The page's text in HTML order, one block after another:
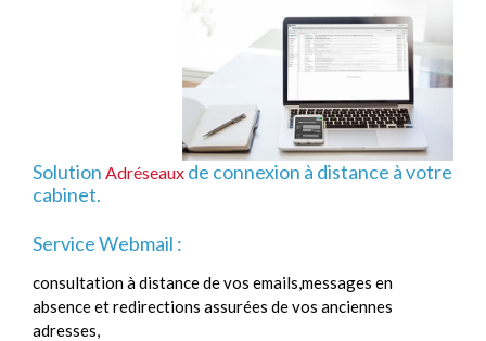
Solution Adréseaux de connexion à distance à votre
cabinet.
Service Webmail :
consultation à distance de vos emails,messages en
absence et redirections assurées de vos anciennes
adresses,